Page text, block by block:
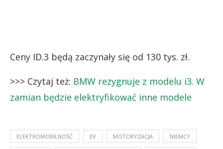
Ceny ID.3 będą zaczynały się od 130 tys. zł.
>>> Czytaj też: BMW rezygnuje z modelu i3. W
zamian będzie elektryfikować inne modele
ELEKTROMOBILNOŚĆ EV MOTORYZACJA NIEMCY